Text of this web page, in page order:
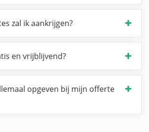
zal ik aankrijgen?
en vrijblijvend?
opgeven bij mijn offerte